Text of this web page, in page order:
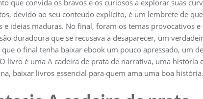
que convida os bravos e os curiosos a explorar suas
devido ao seu conteúdo explícito, é um lembrete de
ideias maduras. No final, foram os temas provocativos e
duradoura que se recusava a desaparecer, um
o final tenha baixar ebook um pouco apressado, um
livro é uma A cadeira de prata de narrativa, uma história
baixar livros essencial para quem ama uma boa história.